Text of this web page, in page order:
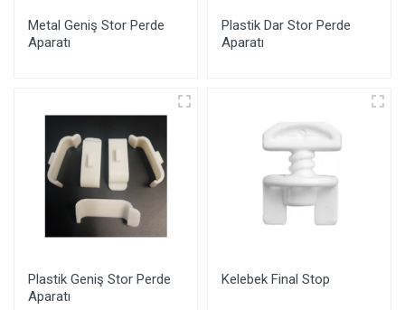
Metal Geniş Stor Perde
Aparatı
Plastik Dar Stor Perde
Aparatı
Plastik Geniş Stor Perde
Aparatı
Kelebek Final Stop